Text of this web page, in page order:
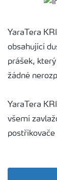
YaraTera
obsahující
prášek,
žádné
YaraTera
všemi
postřikovače